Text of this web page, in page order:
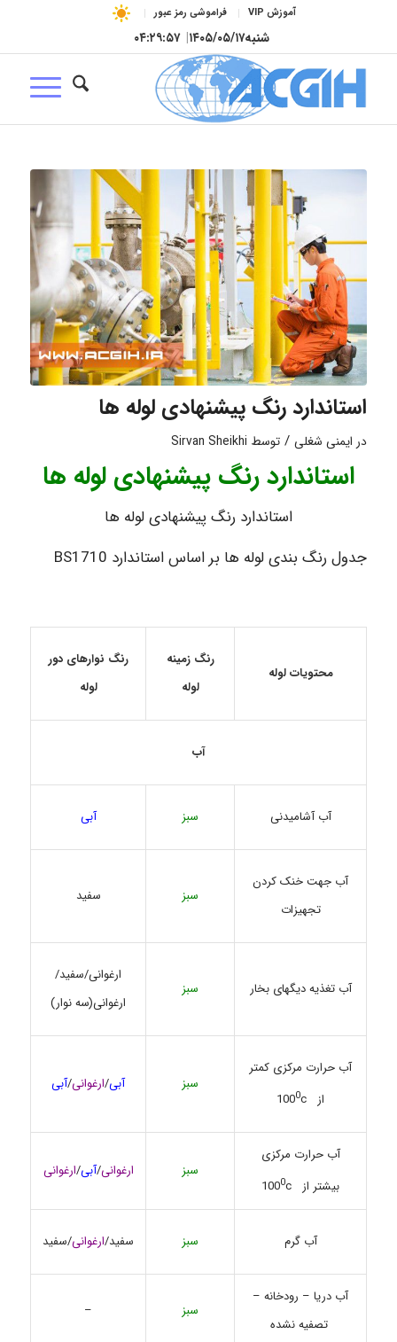
آموزش VIP فراموشی رمز عبور
شنبه۱۴۰۵/۰۵/۱۷| ۰۴:۲۹:۵۷
استاندارد رنگ پیشنهادی لوله ها
در ایمنی شغلی / توسط Sirvan Sheikhi
استاندارد رنگ پیشنهادی لوله ها
استاندارد رنگ پیشنهادی لوله ها
جدول رنگ بندی لوله ها بر اساس استاندارد BS1710
محتویات لوله
رنگ زمینه
لوله
رنگ نوارهای دور
لوله
آب
آب آشامیدنی سبز آبی
آب جهت خنک کردن
تجهیزات
سبز سفید
آب تغذیه دیگهای بخار سبز
ارغوانی/سفید/
ارغوانی(سه نوار)
آب حرارت مرکزی کمتر
از 100
0c
سبز آبی/ارغوانی/آبی
آب حرارت مرکزی
بیشتر از 100
0c
سبز ارغوانی/آبی/ارغوانی
آب گرم سبز سفید/ارغوانی/سفید
آب دریا – رودخانه –
تصفیه نشده
سبز –